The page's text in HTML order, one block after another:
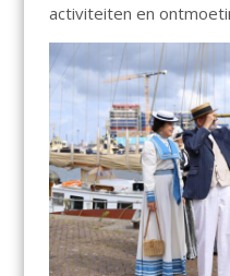
activiteiten en